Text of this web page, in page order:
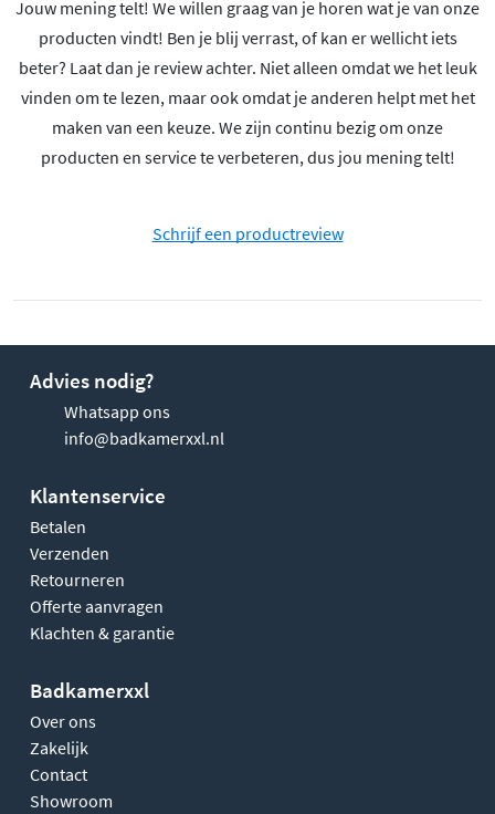
Jouw mening telt! We willen graag van je horen wat je van onze
producten vindt! Ben je blij verrast, of kan er wellicht iets
beter? Laat dan je review achter. Niet alleen omdat we het leuk
vinden om te lezen, maar ook omdat je anderen helpt met het
maken van een keuze. We zijn continu bezig om onze
producten en service te verbeteren, dus jou mening telt!
Schrijf een productreview
Advies nodig?
Whatsapp ons
info@badkamerxxl.nl
Klantenservice
Betalen
Verzenden
Retourneren
Offerte aanvragen
Klachten & garantie
Badkamerxxl
Over ons
Zakelijk
Contact
Showroom